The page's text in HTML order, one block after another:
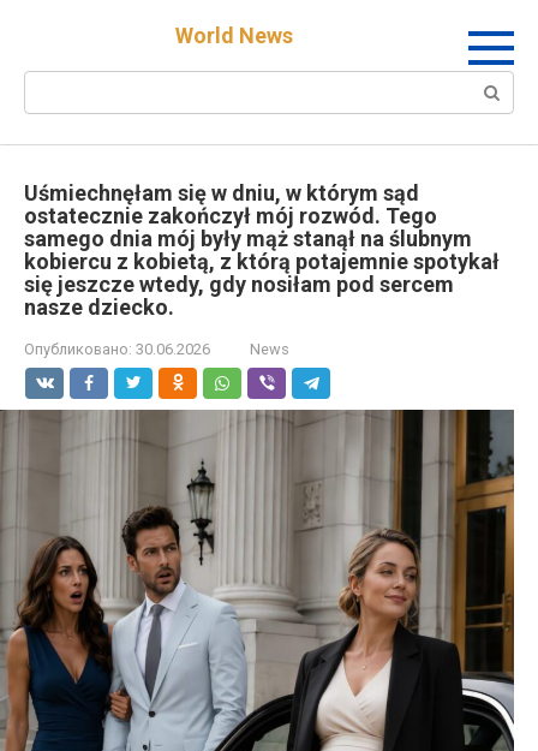
World News
Uśmiechnęłam się w dniu, w którym sąd
ostatecznie zakończył mój rozwód. Tego
samego dnia mój były mąż stanął na ślubnym
kobiercu z kobietą, z którą potajemnie spotykał
się jeszcze wtedy, gdy nosiłam pod sercem
nasze dziecko.
Опубликовано: 30.06.2026 News